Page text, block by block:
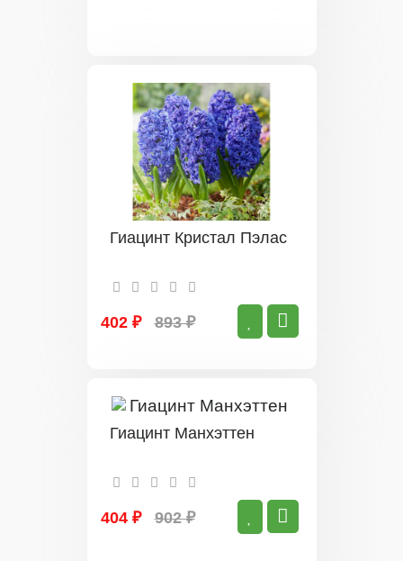
Гиацинт Кристал Пэлас
402 ₽ 893 ₽
Гиацинт Манхэттен
404 ₽ 902 ₽